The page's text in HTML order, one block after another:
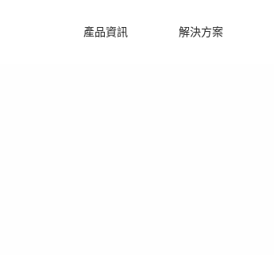
產品資訊 解決方案